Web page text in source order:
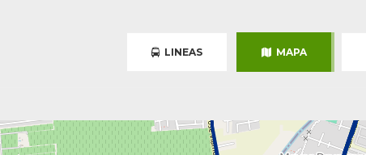
LINEAS MAPA